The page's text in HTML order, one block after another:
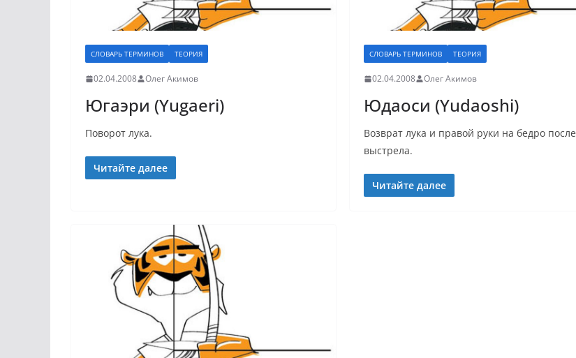
СЛОВАРЬ ТЕРМИНОВ ТЕОРИЯ
02.04.2008 Олег Акимов
Югаэри (Yugaeri)
Поворот лука.
Читайте далее
СЛОВАРЬ ТЕРМИНОВ ТЕОРИЯ
02.04.2008 Олег Акимов
Юдаоси (Yudaoshi)
Возврат лука и правой руки на бедро после
выстрела.
Читайте далее